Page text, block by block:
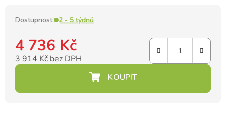
Dostupnost: 2 - 5 týdnů
4 736 Kč
3 914 Kč bez DPH